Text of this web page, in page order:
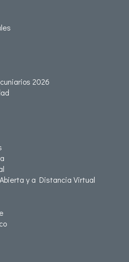
2026
y a Distancia Virtual